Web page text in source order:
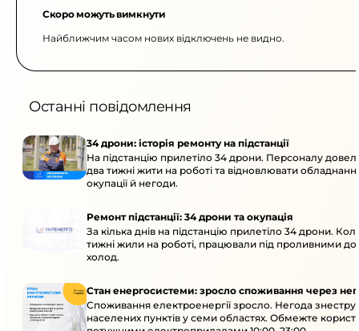
Скоро можуть вимкнути
Найближчим часом нових відключень не видно.
Останні повідомлення
34 дрони: історія ремонту на підстанції
На підстанцію прилетіло 34 дрони. Персоналу
два тижні жити на роботі та відновлювати
окупації й негоди.
Ремонт підстанції: 34 дрони та окупація
За кілька днів на підстанцію прилетіло 34 дрони.
тижні жили на роботі, працювали під проливними
холод.
Стан енергосистеми: зросло споживання через
Споживання електроенергії зросло. Негода
населених пунктів у семи областях. Обмежте